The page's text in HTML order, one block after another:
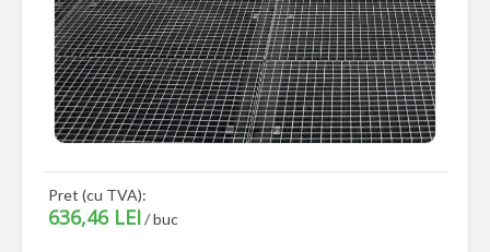
Pret (cu TVA):
636,46 LEI/ buc